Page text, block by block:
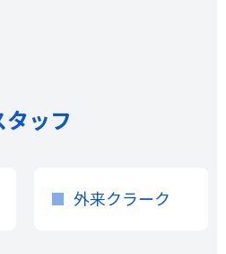
ッフ
外来クラーク